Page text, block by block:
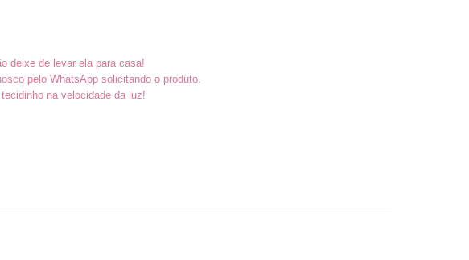
deixe de levar ela para casa!
pelo WhatsApp solicitando o produto.
na velocidade da luz!